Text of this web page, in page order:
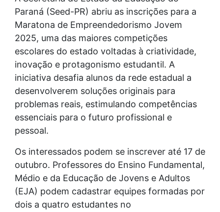
Paraná (Seed-PR) abriu as inscrições para a
Maratona de Empreendedorismo Jovem
2025, uma das maiores competições
escolares do estado voltadas à criatividade,
inovação e protagonismo estudantil. A
iniciativa desafia alunos da rede estadual a
desenvolverem soluções originais para
problemas reais, estimulando competências
essenciais para o futuro profissional e
pessoal.
Os interessados podem se inscrever até 17 de
outubro. Professores do Ensino Fundamental,
Médio e da Educação de Jovens e Adultos
(EJA) podem cadastrar equipes formadas por
dois a quatro estudantes no